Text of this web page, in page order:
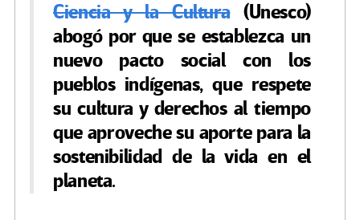
Ciencia y la Cultura(Unesco)
abogó por que se establezca un
nuevo pacto social con los
pueblos indígenas, que respete
su cultura y derechos al tiempo
que aproveche su aporte para la
sostenibilidad de la vida en el
planeta.